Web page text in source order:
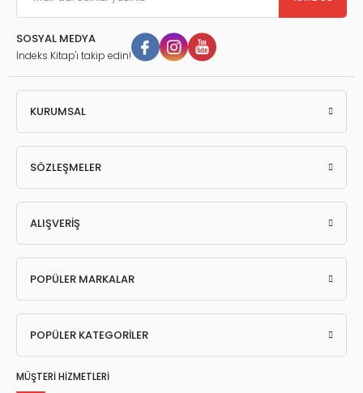
SOSYAL MEDYA
İndeks Kitap'ı takip edin!
KURUMSAL
SÖZLEŞMELER
ALIŞVERİŞ
POPÜLER MARKALAR
POPÜLER KATEGORİLER
MÜŞTERİ HİZMETLERİ